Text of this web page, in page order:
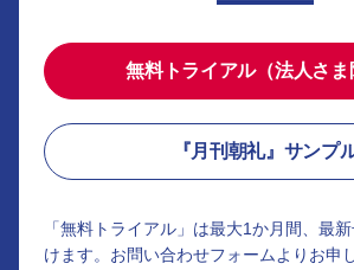
無料トライアル（法人さま
『月刊朝礼』サンプ
「無料トライアル」は最大1か月間、最
けます。お問い合わせフォームよりお申